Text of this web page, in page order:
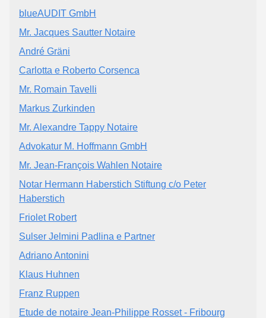
blueAUDIT GmbH
Mr. Jacques Sautter Notaire
André Gräni
Carlotta e Roberto Corsenca
Mr. Romain Tavelli
Markus Zurkinden
Mr. Alexandre Tappy Notaire
Advokatur M. Hoffmann GmbH
Mr. Jean-François Wahlen Notaire
Notar Hermann Haberstich Stiftung c/o Peter
Haberstich
Friolet Robert
Sulser Jelmini Padlina e Partner
Adriano Antonini
Klaus Huhnen
Franz Ruppen
Etude de notaire Jean-Philippe Rosset - Fribourg